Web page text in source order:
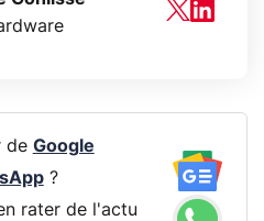
de Google
?
rater de l'actu